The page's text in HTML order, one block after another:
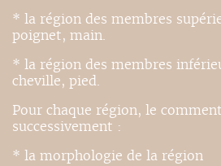
* la région des membres
poignet, main.
* la région des membres
cheville, pied.
Pour chaque région, le
successivement :
* la morphologie de la région